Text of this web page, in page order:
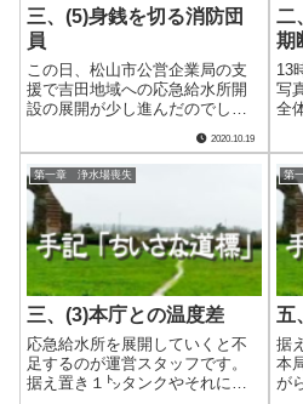
三、(5)身銭を切る消防団
員
この日、松山市公営企業局の支
援で吉田地域への応急給水所開
設の展開が少し進んだのでした
が、一方の三間地域は初日同様
３カ所で運営を継続していまし
た。 19時頃のこと、都市整備
課時代の部下Ｓ君から長々とし
たＬＩＮＥメッセージが入って
きました。 内.....
2020.10.19
二
期
13
写
全
と
り
る
い
ず
水
第一章 浄水場喪失
三、(3)本庁との温度差
応急給水所を展開していくと不
足するのが運営スタッフです。
据え置き１㌧タンクやそれにつ
第
五
据
本
が